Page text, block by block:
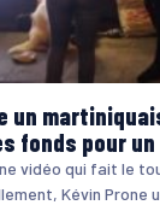
un
fonds pour un
vidéo qui fait le
Kévin Prone